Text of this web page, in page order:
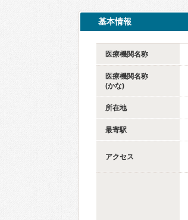
基本情報
医療機関名称
医療機関名称
(かな)
所在地
最寄駅
アクセス